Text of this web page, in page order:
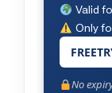
Valid
Only
No